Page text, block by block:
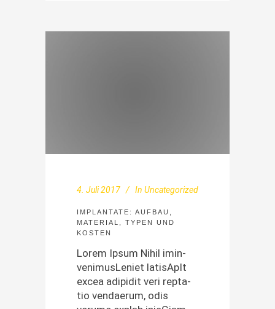
4. Juli 2017 In Uncategorized
IMPLANTATE: AUFBAU,
MATERIAL, TYPEN UND
KOSTEN
Lorem Ipsum Nihil imin­
ven­imusLe­ni­et lati­s­ApIt
excea adi­pid­it veri rep­ta­
tio ven­daerum, odis